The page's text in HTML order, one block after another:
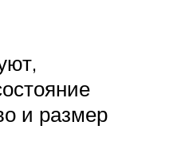
и размер